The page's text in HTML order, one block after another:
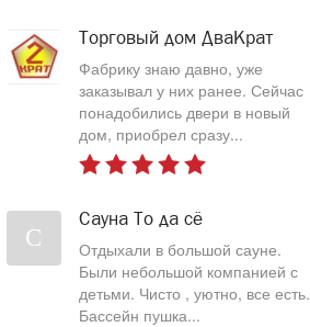
Торговый дом ДваКрат
Фабрику знаю давно, уже
заказывал у них ранее. Сейчас
понадобились двери в новый
дом, приобрел сразу...
С
Сауна То да сё
Отдыхали в большой сауне.
Были небольшой компанией с
детьми. Чисто , уютно, все есть.
Бассейн пушка...